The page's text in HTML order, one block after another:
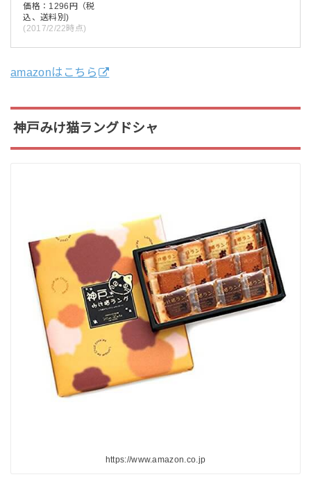
価格：1296円（税
込、送料別)
(2017/2/22時点)
amazonはこちら
神戸みけ猫ラングドシャ
https://www.amazon.co.jp